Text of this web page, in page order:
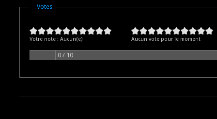
Masquer
Votes
Votre note : Aucun(e) Aucun vote pour le moment
0 / 10